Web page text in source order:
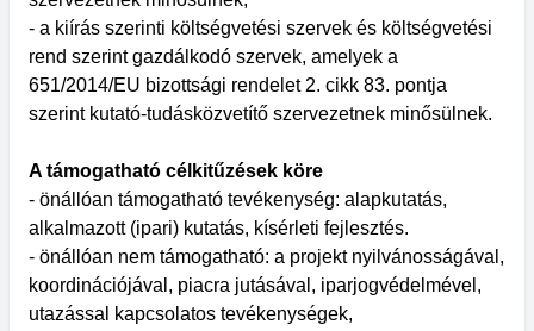
- a kiírás szerinti költségvetési szervek és költségvetési
rend szerint gazdálkodó szervek, amelyek a
651/2014/EU bizottsági rendelet 2. cikk 83. pontja
szerint kutató-tudásközvetítő szervezetnek minősülnek.
A támogatható célkitűzések köre
- önállóan támogatható tevékenység: alapkutatás,
alkalmazott (ipari) kutatás, kísérleti fejlesztés.
- önállóan nem támogatható: a projekt nyilvánosságával,
koordinációjával, piacra jutásával, iparjogvédelmével,
utazással kapcsolatos tevékenységek,